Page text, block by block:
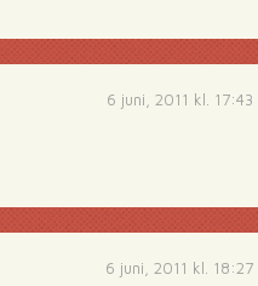
6 juni, 2011 kl. 17:43
6 juni, 2011 kl. 18:27